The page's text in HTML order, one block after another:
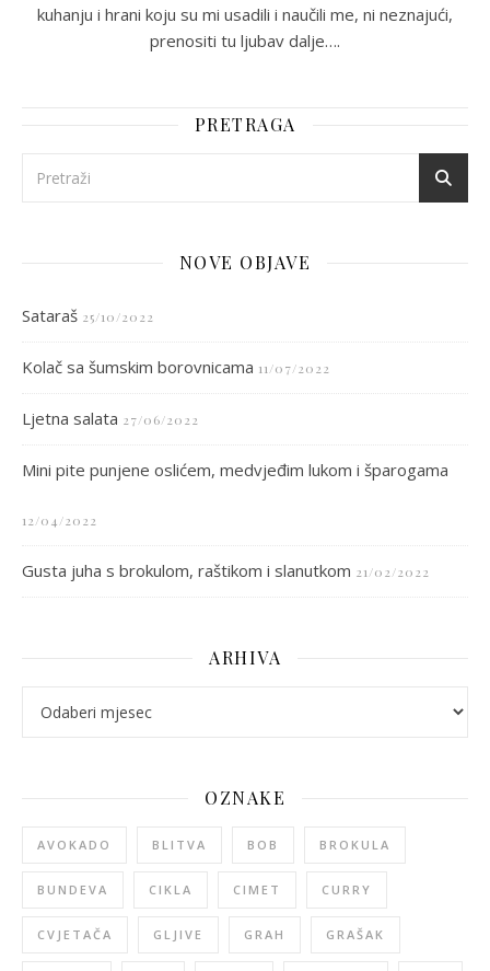
kuhanju i hrani koju su mi usadili i naučili me, ni neznajući,
prenositi tu ljubav dalje….
PRETRAGA
NOVE OBJAVE
Sataraš 25/10/2022
Kolač sa šumskim borovnicama 11/07/2022
Ljetna salata 27/06/2022
Mini pite punjene oslićem, medvjeđim lukom i šparogama
12/04/2022
Gusta juha s brokulom, raštikom i slanutkom 21/02/2022
ARHIVA
OZNAKE
AVOKADO BLITVA BOB BROKULA
BUNDEVA CIKLA CIMET CURRY
CVJETAČA GLJIVE GRAH GRAŠAK